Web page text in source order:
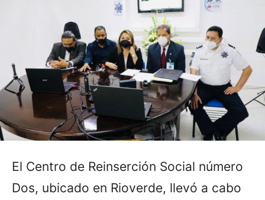
El Centro de Reinserción Social número
Dos, ubicado en Rioverde, llevó a cabo